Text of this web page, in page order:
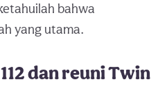
bahwa
yang utama.
dan reuni Twin